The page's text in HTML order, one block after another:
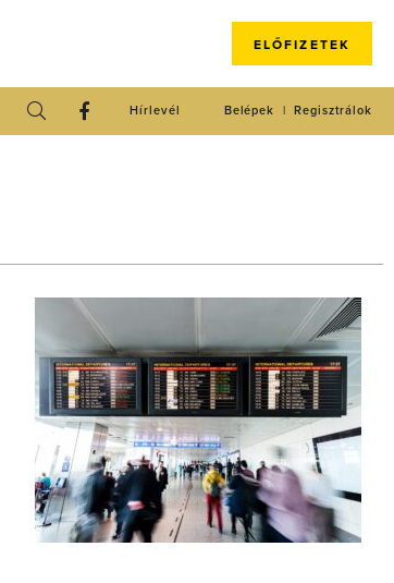
ELŐFIZETEK
Regisztrálok
Belépek
Hírlevél